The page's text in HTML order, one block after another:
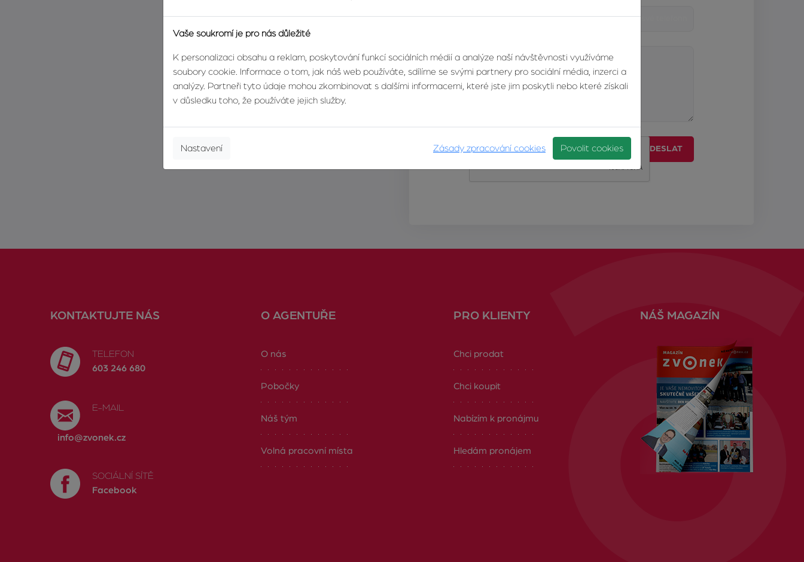
ODESLAT
KONTAKTUJTE NÁS
TELEFON
603 246 680
E-MAIL
info@zvonek.cz
SOCIÁLNÍ SÍTĚ
Facebook
O AGENTUŘE
O nás
Pobočky
Náš tým
Volná pracovní místa
PRO KLIENTY
Chci prodat
Chci koupit
Nabízím k pronájmu
Hledám pronájem
NÁŠ MAGAZÍN
Vaše soukromí je pro nás důležité
K personalizaci obsahu a reklam, poskytování funkcí sociálních médií a analýze naší návštěvnosti využíváme
soubory cookie. Informace o tom, jak náš web používáte, sdílíme se svými partnery pro sociální média, inzerci a
analýzy. Partneři tyto údaje mohou zkombinovat s dalšími informacemi, které jste jim poskytli nebo které získali
v důsledku toho, že používáte jejich služby.
Zásady zpracování cookies
Nastavení Povolit cookies